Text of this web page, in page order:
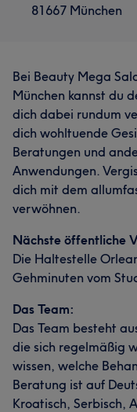
81667 München
Bei Beauty Mega
München kannst du
dich dabei rundum
dich wohltuende
Beratungen und
Anwendungen.
dich mit dem
verwöhnen.
Nächste öffentliche
Die Haltestelle
Gehminuten vom
Das Team:
Das Team besteht
die sich regelmäßig
wissen, welche
Beratung ist auf
Kroatisch, Serbisch,